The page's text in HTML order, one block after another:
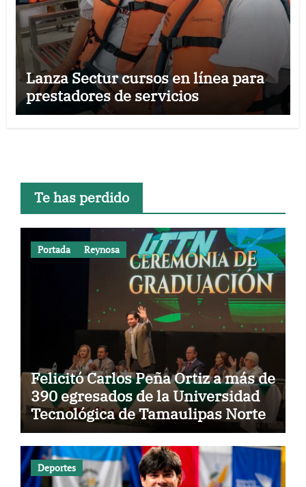
Lanza Sectur cursos en línea para
prestadores de servicios
Te has perdido
Portada Reynosa
Felicitó Carlos Peña Ortiz a más de
390 egresados de la Universidad
Tecnológica de Tamaulipas Norte
Deportes